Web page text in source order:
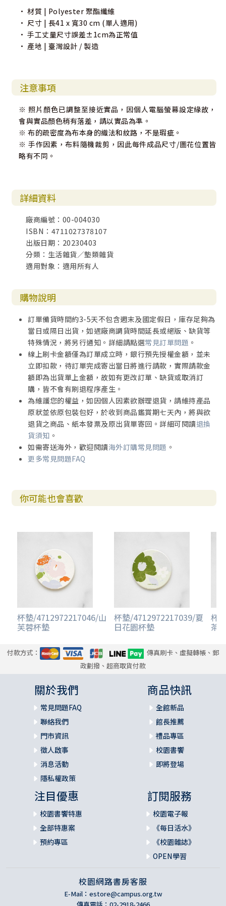
• 材質 | Polyester 聚酯纖維
• 尺寸 | 長41 x 寬30 cm (單人適用)
• 手工丈量尺寸誤差±1cm為正常值
• 產地 | 臺灣設計 / 製造
注意事項
※ 照片顏色已調整至接近實品，因個人電腦螢幕設定緣故，
會與實品顏色稍有落差，請以實品為準。
※ 布的疏密度為布本身的織法和紋路，不是瑕疵。
※ 手作因素，布料隨機裁剪，因此每件成品尺寸/圖花位置皆
略有不同。
詳細資料
廠商編號：00-004030
ISBN：4711027378107
出版日期：20230403
分類：生活雜貨／墊類雜貨
適用對象：適用所有人
購物說明
訂單備貨時間約3-5天不包含週末及國定假日，庫存足夠為
當日或隔日出貨，如遇廠商調貨時間延長或絕版、缺貨等
特殊情況，將另行通知。詳細請點選常見訂單問題 。
線上刷卡金額僅為訂單成立時，銀行預先授權金額，並未
立即扣款，待訂單完成寄出當日將進行請款，實際請款金
額即為出貨單上金額，故如有更改訂單、缺貨或取消訂
購，皆不會有刷退程序產生。
為維護您的權益，如因個人因素欲辦理退貨，請維持產品
原狀並依原包裝包好，於收到商品鑑賞期七天內，將與欲
退貨之商品、紙本發票及原出貨單寄回。詳細可閱讀退換
貨須知 。
如需寄送海外，歡迎閱讀海外訂購常見問題 。
更多常見問題FAQ
你可能也會喜歡
杯墊/4712972217046/山
芙蓉杯墊
杯墊/4712972217039/夏
日花園杯墊
杯
茶
付款方式：
傳真刷卡、虛擬轉帳、郵
政劃撥、超商取貨付款
關於我們
常見問題FAQ
聯絡我們
門市資訊
徵人啟事
消息活動
隱私權政策
商品快訊
全館新品
館長推薦
禮品專區
校園書饗
即將登場
注目優惠
校園書饗特惠
全部特惠案
預約專區
訂閱服務
校園電子報
《每日活水》
《校園雜誌》
OPEN學習
校園網路書房客服
E-Mail： estore@campus.org.tw
傳真電話：02-2918-2466